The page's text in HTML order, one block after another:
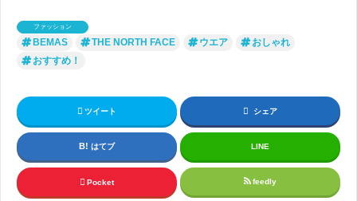
ファッション
BEMAS THE NORTH FACE ウエア
おしゃれ
おすすめ！
ツイート シェア
はてブ LINE
Pocket feedly